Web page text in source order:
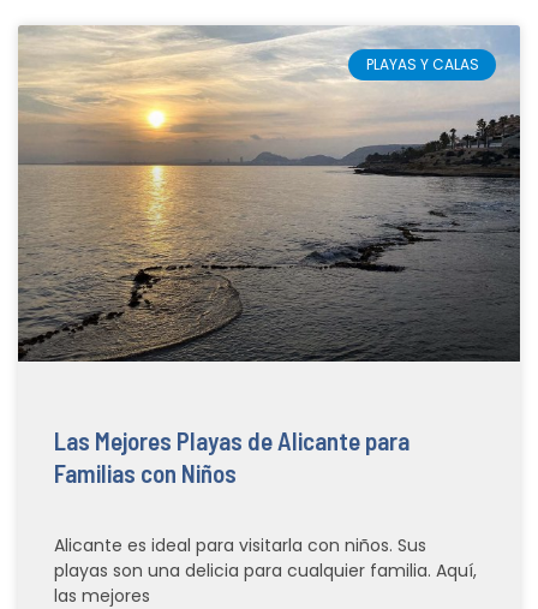
PLAYAS Y CALAS
Las Mejores Playas de Alicante para
Familias con Niños
Alicante es ideal para visitarla con niños. Sus
playas son una delicia para cualquier familia. Aquí,
las mejores